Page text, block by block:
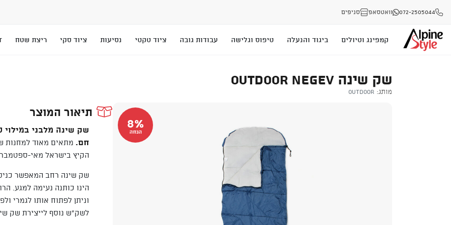
072-2505044 וואטסאפ סניפים
קמפינג וטיולים ביגוד והנעלה טיפוס וגלישה עבודות גובה ציוד טקטי נסיעות ציוד סקי ריצת שטח
שק שינה OUTDOOR NEGEV
מותג: Outdoor
8%
הנחה
תיאור המוצר
חם. מתאים מאוד למחנות
הקיץ בישראל מאי-ספטמבר.
שק שינה רחב המאפשר
הינו כותנה נעימה למגע.
וניתן לפתוח אותו לגמרי
לשק"ש נוסף לייצירת שק